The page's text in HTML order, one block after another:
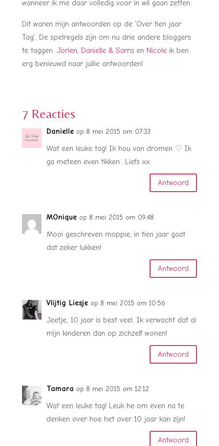
wanneer ik me daar volledig voor in wil gaan zetten.
Dit waren mijn antwoorden op de ‘Over tien jaar
Tag’. De spelregels zijn om nu drie andere bloggers
te taggen. Jorien, Danielle & Sarra en Nicoleik ben
erg benieuwd naar jullie antwoorden!
7 Reacties
Danielle op 8 mei 2015 om 07:33
Wat een leuke tag! Ik hou van dromen ♡ Ik
ga meteen even tikken.. Liefs xx
Antwoord
MOnique op 8 mei 2015 om 09:48
Mooi geschreven moppie, in tien jaar gaat
dat zeker lukken!
Antwoord
Vlijtig Liesje op 8 mei 2015 om 10:56
Jeetje, 10 jaar is best veel. Ik verwacht dat al
mijn kinderen dan op zichzelf wonen!
Antwoord
Tamara op 8 mei 2015 om 12:12
Wat een leuke tag! Leuk he om even na te
denken over hoe het over 10 jaar kan zijn!
Antwoord